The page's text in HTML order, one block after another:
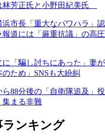
林芳正氏と小野田紀美氏
浜市長「重大なパワハラ」認
道には「厳重抗議」の高圧
「騙し討ちにあった」妻が
ため」SNSも大紛糾
88分後の「自衛隊追及」投
集まる非難
ランキング